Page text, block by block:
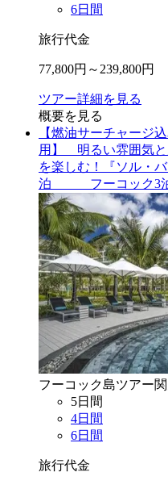
6日間
旅行代金
77,800円～ 239,800円
ツアー詳細を見る
概要を見る
【燃油サーチャージ
用】 明るい雰囲気と
を楽しむ！『ソル・
泊 フーコック3泊
フーコック島ツアー
5日間
4日間
6日間
旅行代金